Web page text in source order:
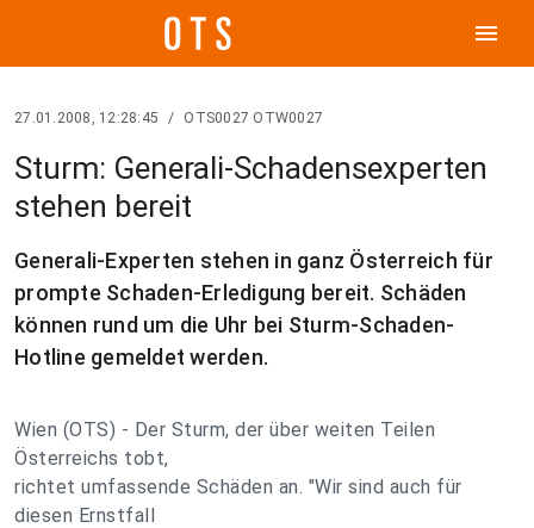
menu
27.01.2008, 12:28:45 / OTS0027 OTW0027
Sturm: Generali-Schadensexperten
stehen bereit
Generali-Experten stehen in ganz Österreich für
prompte Schaden-Erledigung bereit. Schäden
können rund um die Uhr bei Sturm-Schaden-
Hotline gemeldet werden.
Wien (OTS) - Der Sturm, der über weiten Teilen
Österreichs tobt,
richtet umfassende Schäden an. "Wir sind auch für
diesen Ernstfall